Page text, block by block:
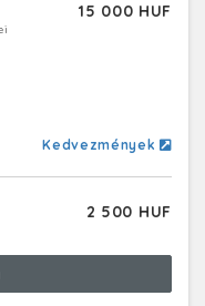
15 000 HUF
Kedvezmények
2 500 HUF